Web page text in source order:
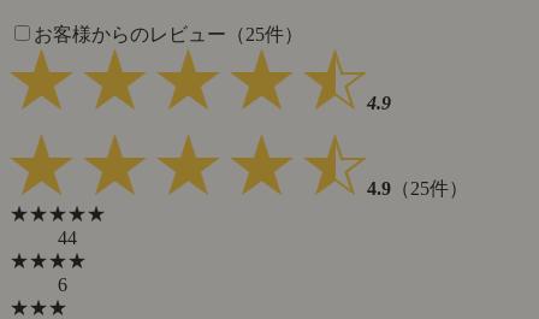
お客様からのレビュー（25件）
4.9
4.9 （25件）
★★★★★
44
★★★★
6
★★★